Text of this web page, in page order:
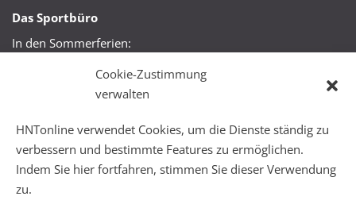
Cookie-Zustimmung
verwalten
HNTonline verwendet Cookies, um die Dienste ständig zu
verbessern und bestimmte Features zu ermöglichen.
Indem Sie hier fortfahren, stimmen Sie dieser Verwendung
zu.
Das Sportbüro
In den Sommerferien:
Mo + Mi 16:00 – 18:00 Uhr
Mo – Fr 08:00 – 22:00 Uhr
Sa + So 10:00 – 18:00 Uhr